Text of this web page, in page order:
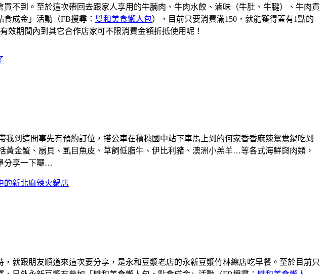
不到。至於這次帶回去跟家人享用的牛腩肉、牛肉水餃、滷味（牛肚、牛腱）、牛肉貢
成金」活動（FB搜尋： 雙和美食懶人包），目前只要消費滿150，就能獲得蓋有1點的
效期間內到其它合作店家可不限消費金額折抵使用呢！
到這間事先有預約訂位，搭公車在積穗國中站下車馬上到的何家香香麻辣鴛鴦鍋吃到
金蟹、扇貝、虱目魚皮、草飼低脂牛、伊比利豬、澳洲小羔羊…等各式海鮮與肉類，
分享一下囉…
的新北麻辣火鍋店
就跟朋友順道來這次要分享，是永和豆漿老店的永新豆漿竹林總店吃早餐。至於目前只